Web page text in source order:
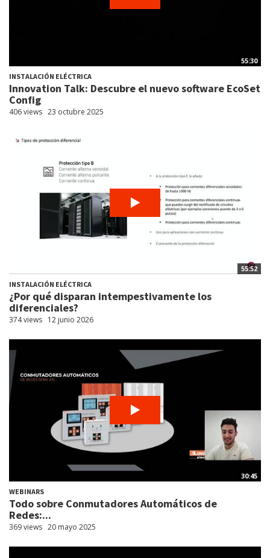
55:30
INSTALACIÓN ELÉCTRICA
Innovation Talk: Descubre el nuevo software EcoSet
Config
406 views 23 octubre 2025
55:52
INSTALACIÓN ELÉCTRICA
¿Por qué disparan intempestivamente los
diferenciales?
374 views 12 junio 2026
30:45
WEBINARS
Todo sobre Conmutadores Automáticos de
Redes:...
369 views 20 mayo 2025